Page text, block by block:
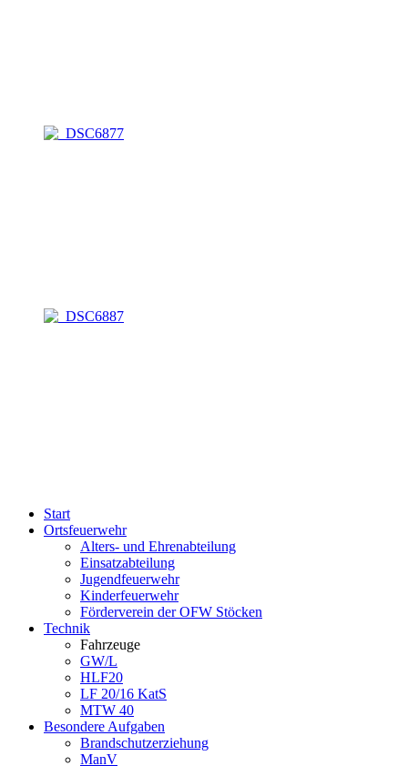
Start
Ortsfeuerwehr
Alters- und Ehrenabteilung
Einsatzabteilung
Jugendfeuerwehr
Kinderfeuerwehr
Förderverein der OFW Stöcken
Technik
Fahrzeuge
GW/L
HLF20
LF 20/16 KatS
MTW 40
Besondere Aufgaben
Brandschutzerziehung
ManV